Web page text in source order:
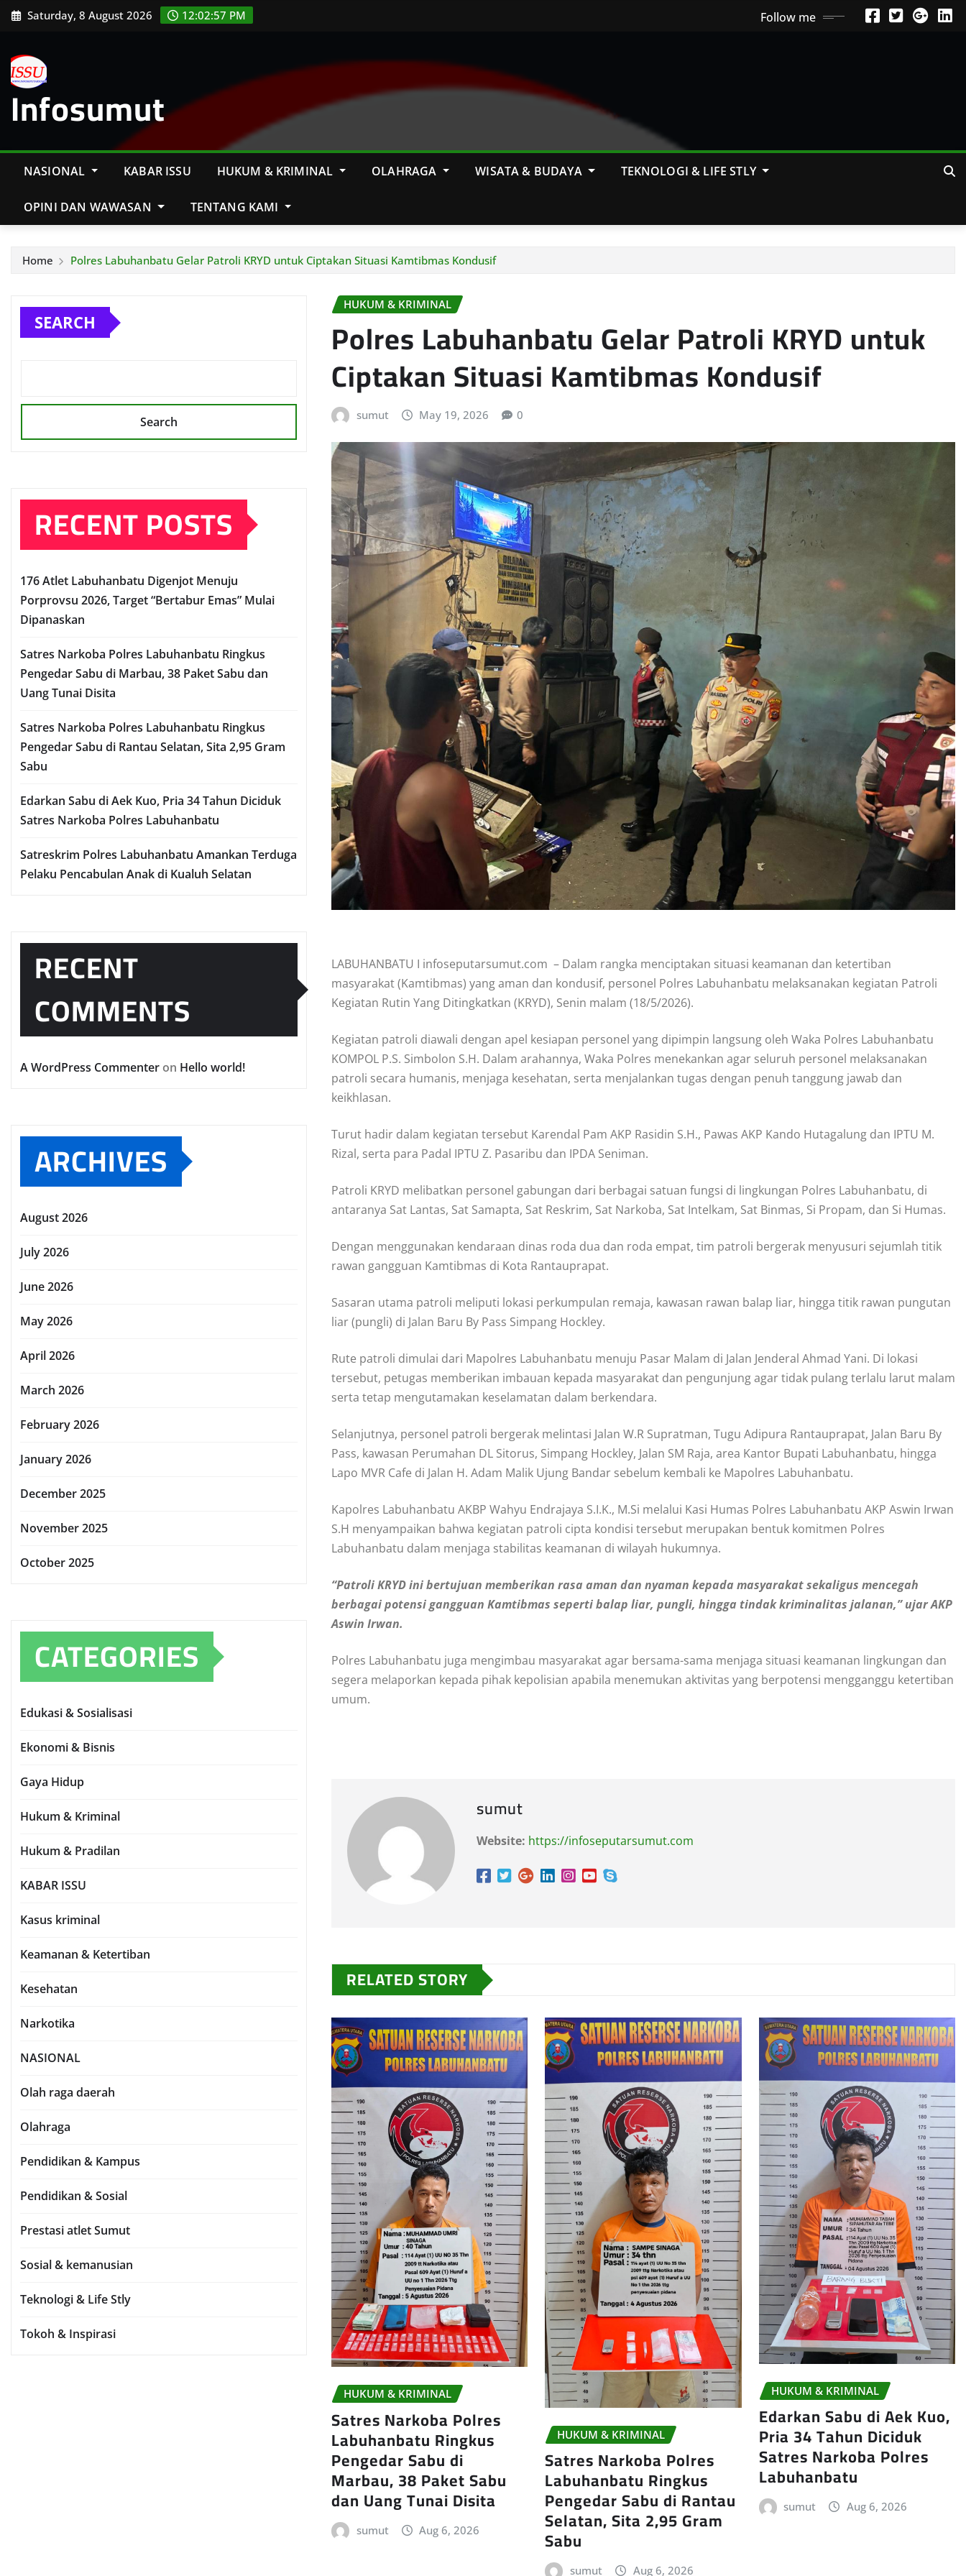
Skip Saturday, 8 August 2026 12:02:59 PM Follow me
Infosumut
NASIONAL KABAR ISSU HUKUM & KRIMINAL OLAHRAGA WISATA & BUDAYA TEKNOLOGI & LIFE STLY
OPINI DAN WAWASAN TENTANG KAMI
Home Polres Labuhanbatu Gelar Patroli KRYD untuk Ciptakan Situasi Kamtibmas Kondusif
SEARCH
Search
RECENT POSTS
176 Atlet Labuhanbatu Digenjot Menuju
Porprovsu 2026, Target “Bertabur Emas” Mulai
Dipanaskan
Satres Narkoba Polres Labuhanbatu Ringkus
Pengedar Sabu di Marbau, 38 Paket Sabu dan
Uang Tunai Disita
Satres Narkoba Polres Labuhanbatu Ringkus
Pengedar Sabu di Rantau Selatan, Sita 2,95 Gram
Sabu
Edarkan Sabu di Aek Kuo, Pria 34 Tahun Diciduk
Satres Narkoba Polres Labuhanbatu
Satreskrim Polres Labuhanbatu Amankan Terduga
Pelaku Pencabulan Anak di Kualuh Selatan
RECENT
COMMENTS
A WordPress Commenter on Hello world!
ARCHIVES
August 2026
July 2026
June 2026
May 2026
April 2026
March 2026
February 2026
January 2026
December 2025
November 2025
October 2025
CATEGORIES
Edukasi & Sosialisasi
Ekonomi & Bisnis
Gaya Hidup
Hukum & Kriminal
Hukum & Pradilan
KABAR ISSU
Kasus kriminal
Keamanan & Ketertiban
Kesehatan
Narkotika
NASIONAL
Olah raga daerah
Olahraga
Pendidikan & Kampus
Pendidikan & Sosial
Prestasi atlet Sumut
Sosial & kemanusian
Teknologi & Life Stly
Tokoh & Inspirasi
HUKUM & KRIMINAL
Polres Labuhanbatu Gelar Patroli KRYD untuk
Ciptakan Situasi Kamtibmas Kondusif
sumut May 19, 2026 0
LABUHANBATU I infoseputarsumut.com – Dalam rangka menciptakan situasi keamanan dan ketertiban
masyarakat (Kamtibmas) yang aman dan kondusif, personel Polres Labuhanbatu melaksanakan kegiatan Patroli
Kegiatan Rutin Yang Ditingkatkan (KRYD), Senin malam (18/5/2026).
Kegiatan patroli diawali dengan apel kesiapan personel yang dipimpin langsung oleh Waka Polres Labuhanbatu
KOMPOL P.S. Simbolon S.H. Dalam arahannya, Waka Polres menekankan agar seluruh personel melaksanakan
patroli secara humanis, menjaga kesehatan, serta menjalankan tugas dengan penuh tanggung jawab dan
keikhlasan.
Turut hadir dalam kegiatan tersebut Karendal Pam AKP Rasidin S.H., Pawas AKP Kando Hutagalung dan IPTU M.
Rizal, serta para Padal IPTU Z. Pasaribu dan IPDA Seniman.
Patroli KRYD melibatkan personel gabungan dari berbagai satuan fungsi di lingkungan Polres Labuhanbatu, di
antaranya Sat Lantas, Sat Samapta, Sat Reskrim, Sat Narkoba, Sat Intelkam, Sat Binmas, Si Propam, dan Si Humas.
Dengan menggunakan kendaraan dinas roda dua dan roda empat, tim patroli bergerak menyusuri sejumlah titik
rawan gangguan Kamtibmas di Kota Rantauprapat.
Sasaran utama patroli meliputi lokasi perkumpulan remaja, kawasan rawan balap liar, hingga titik rawan pungutan
liar (pungli) di Jalan Baru By Pass Simpang Hockley.
Rute patroli dimulai dari Mapolres Labuhanbatu menuju Pasar Malam di Jalan Jenderal Ahmad Yani. Di lokasi
tersebut, petugas memberikan imbauan kepada masyarakat dan pengunjung agar tidak pulang terlalu larut malam
serta tetap mengutamakan keselamatan dalam berkendara.
Selanjutnya, personel patroli bergerak melintasi Jalan W.R Supratman, Tugu Adipura Rantauprapat, Jalan Baru By
Pass, kawasan Perumahan DL Sitorus, Simpang Hockley, Jalan SM Raja, area Kantor Bupati Labuhanbatu, hingga
Lapo MVR Cafe di Jalan H. Adam Malik Ujung Bandar sebelum kembali ke Mapolres Labuhanbatu.
Kapolres Labuhanbatu AKBP Wahyu Endrajaya S.I.K., M.Si melalui Kasi Humas Polres Labuhanbatu AKP Aswin Irwan
S.H menyampaikan bahwa kegiatan patroli cipta kondisi tersebut merupakan bentuk komitmen Polres
Labuhanbatu dalam menjaga stabilitas keamanan di wilayah hukumnya.
“Patroli KRYD ini bertujuan memberikan rasa aman dan nyaman kepada masyarakat sekaligus mencegah
berbagai potensi gangguan Kamtibmas seperti balap liar, pungli, hingga tindak kriminalitas jalanan,” ujar AKP
Aswin Irwan.
Polres Labuhanbatu juga mengimbau masyarakat agar bersama-sama menjaga situasi keamanan lingkungan dan
segera melaporkan kepada pihak kepolisian apabila menemukan aktivitas yang berpotensi mengganggu ketertiban
umum.
sumut
Website: https://infoseputarsumut.com
RELATED STORY
HUKUM & KRIMINAL
Satres Narkoba Polres
Labuhanbatu Ringkus
Pengedar Sabu di
Marbau, 38 Paket Sabu
dan Uang Tunai Disita
sumut Aug 6, 2026
HUKUM & KRIMINAL
Satres Narkoba Polres
Labuhanbatu Ringkus
Pengedar Sabu di Rantau
Selatan, Sita 2,95 Gram
Sabu
sumut Aug 6, 2026
HUKUM & KRIMINAL
Edarkan Sabu di Aek Kuo,
Pria 34 Tahun Diciduk
Satres Narkoba Polres
Labuhanbatu
sumut Aug 6, 2026